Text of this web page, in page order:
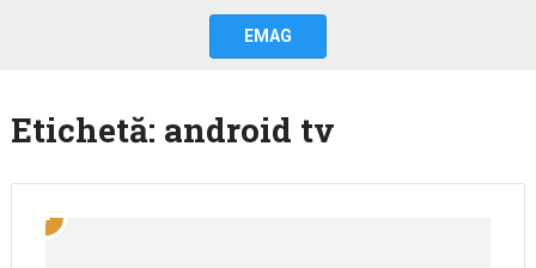
EMAG
Etichetă: android tv